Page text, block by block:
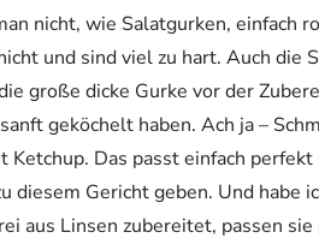
nicht, wie Salatgurken, einfach
und sind viel zu hart. Auch die
große dicke Gurke vor der
geköchelt haben. Ach ja –
Ketchup. Das passt einfach
diesem Gericht geben. Und habe
aus Linsen zubereitet, passen